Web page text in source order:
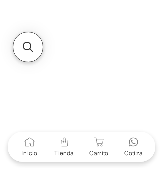
MXL
299Centro Cívico y Comercial
21000, Mexicali, B.C.
HMO
Soporte Garantías
Contacto solo por Whatsapp
+52 686 216 2330
Inicio Tienda Carrito Cotiza